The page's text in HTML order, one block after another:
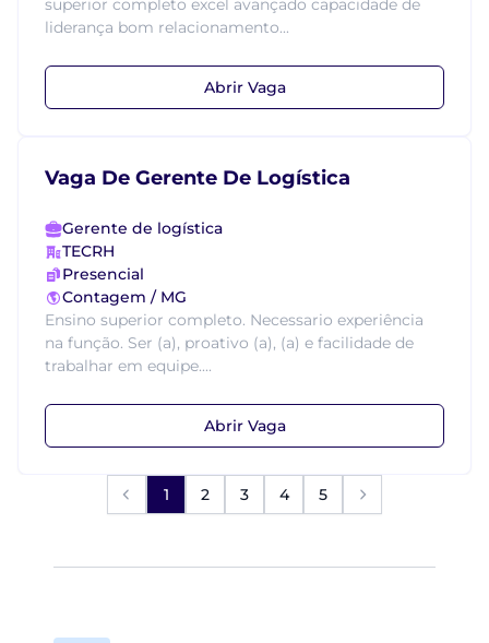
superior completo excel avançado capacidade de
liderança bom relacionamento...
Abrir Vaga
Vaga De Gerente De Logística
Gerente de logística
TECRH
Presencial
Contagem / MG
Ensino superior completo. Necessario experiência
na função. Ser (a), proativo (a), (a) e facilidade de
trabalhar em equipe....
Abrir Vaga
1 2 3 4 5